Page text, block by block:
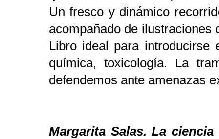
Un fresco y dinámico
acompañado de ilustraciones
Libro ideal para
química, toxicología. La
defendemos ante amenazas
Margarita Salas. La